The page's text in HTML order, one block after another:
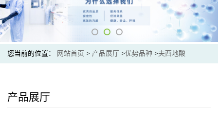
您当前的位置： 网站首页 > 产品展厅 >优势品种 >夫西地酸
产品展厅